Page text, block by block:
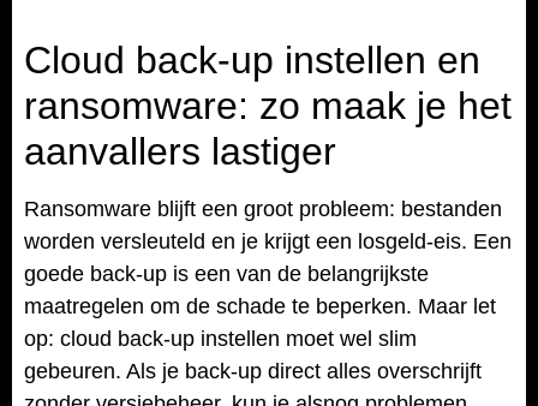
Cloud back-up instellen en
ransomware: zo maak je het
aanvallers lastiger
Ransomware blijft een groot probleem: bestanden
worden versleuteld en je krijgt een losgeld-eis. Een
goede back-up is een van de belangrijkste
maatregelen om de schade te beperken. Maar let
op: cloud back-up instellen moet wel slim
gebeuren. Als je back-up direct alles overschrijft